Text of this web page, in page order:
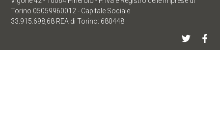
Torino 05059960012 - Capitale Sociale
33.915.698,68 REA di Torino: 680448
w
i
a
c